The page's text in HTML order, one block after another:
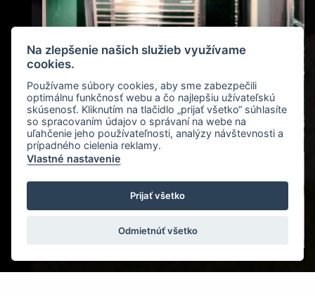
Na zlepšenie našich služieb využívame
cookies.
Používame súbory cookies, aby sme zabezpečili
optimálnu funkčnosť webu a čo najlepšiu užívateľskú
skúsenosť. Kliknutím na tlačidlo „prijať všetko“ súhlasíte
so spracovaním údajov o správaní na webe na
uľahčenie jeho používateľnosti, analýzy návštevnosti a
prípadného cielenia reklamy.
Vlastné nastavenie
Prijať všetko
Odmietnúť všetko